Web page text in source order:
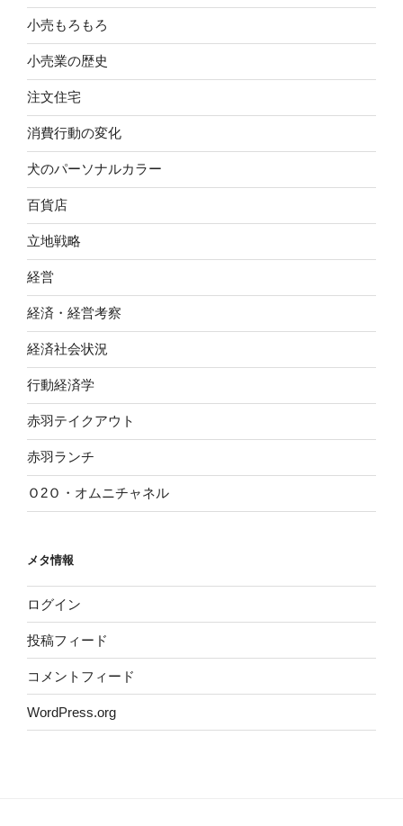
小売もろもろ
小売業の歴史
注文住宅
消費行動の変化
犬のパーソナルカラー
百貨店
立地戦略
経営
経済・経営考察
経済社会状況
行動経済学
赤羽テイクアウト
赤羽ランチ
Ｏ2Ｏ・オムニチャネル
メタ情報
ログイン
投稿フィード
コメントフィード
WordPress.org